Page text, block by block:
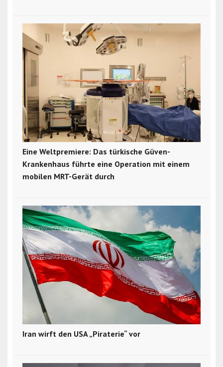
Eine Weltpremiere: Das türkische Güven-
Krankenhaus führte eine Operation mit einem
mobilen MRT-Gerät durch
Iran wirft den USA „Piraterie“ vor